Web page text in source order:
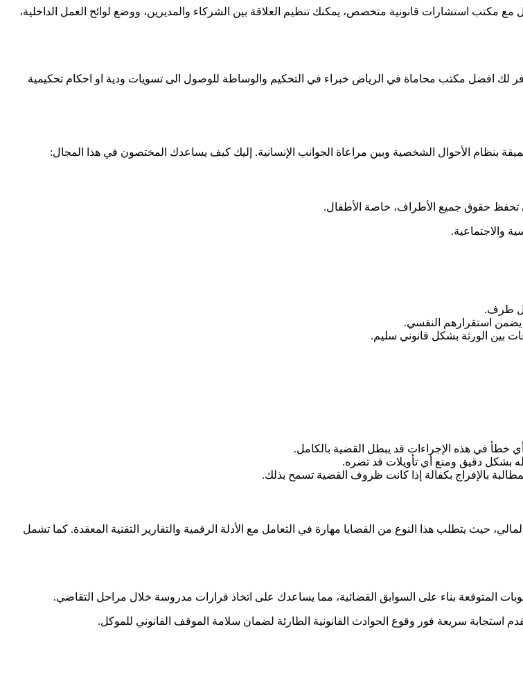
مكتب استشارات قانونية متخصص، يمكنك تنظيم العلاقة بين الشركاء والمديرين، ووضع لوائح العمل الداخلية،
لك افضل مكتب محاماة في الرياض خبراء في التحكيم والوساطة للوصول الى تسويات ودية او احكام تحكيمية
بنظام الأحوال الشخصية وبين مراعاة الجوانب الإنسانية. إليك كيف يساعدك المختصون في هذا المجال:
تحفظ حقوق جميع الأطراف، خاصة الأطفال.
والاجتماعية.
طرف.
يضمن استقرارهم النفسي.
بين الورثة بشكل قانوني سليم.
خطأ في هذه الإجراءات قد يبطل القضية بالكامل.
بشكل دقيق ومنع أي تأويلات قد تضره.
بالإفراج بكفالة إذا كانت ظروف القضية تسمح بذلك.
حيث يتطلب هذا النوع من القضايا مهارة في التعامل مع الأدلة الرقمية والتقارير التقنية المعقدة. كما تشمل
المتوقعة بناء على السوابق القضائية، مما يساعدك على اتخاذ قرارات مدروسة خلال مراحل التقاضي.
سريعة فور وقوع الحوادث القانونية الطارئة لضمان سلامة الموقف القانوني للموكل.